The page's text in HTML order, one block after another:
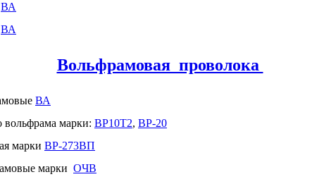
ВА
ВА
Вольфрамовая проволока
ВА
вольфрама марки: ВР10Т2, ВР-20
марки ВР-273ВП
марки ОЧВ